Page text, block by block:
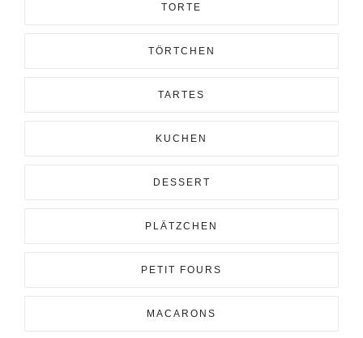
TORTE
TÖRTCHEN
TARTES
KUCHEN
DESSERT
PLÄTZCHEN
PETIT FOURS
MACARONS